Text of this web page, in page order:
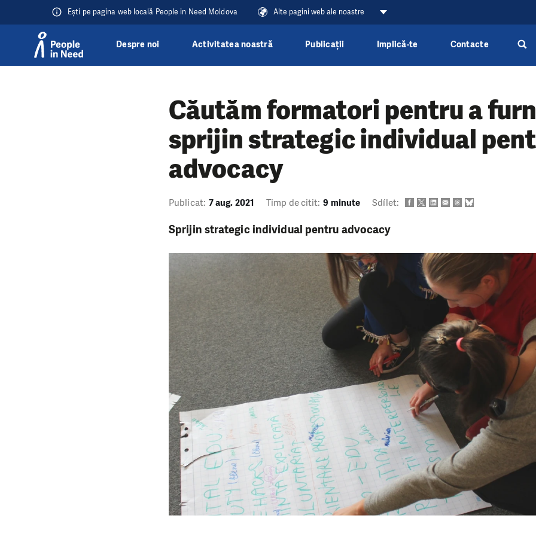
Ești pe pagina web locală People in Need Moldova Alte pagini web ale noastre
Despre noi Activitatea noastră Publicații Implică-te Contacte
Căutăm formatori pentru a
sprijin strategic individual
advocacy
Publicat: 7 aug. 2021 Timp de citit: 9 minute Sdílet:
Sprijin strategic individual pentru advocacy